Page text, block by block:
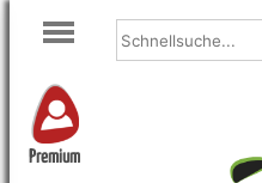
Premium